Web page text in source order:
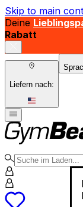
Skip to main
Deine
Rabatt
Liefern nach: